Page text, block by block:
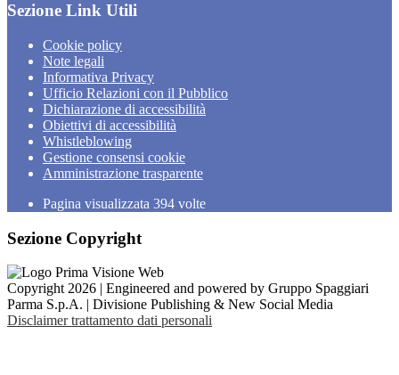
Sezione Link Utili
Cookie policy
Note legali
Informativa Privacy
Ufficio Relazioni con il Pubblico
Dichiarazione di accessibilità
Obiettivi di accessibilità
Whistleblowing
Gestione consensi cookie
Amministrazione trasparente
Pagina visualizzata 394 volte
Sezione Copyright
Copyright 2026 | Engineered and powered by Gruppo Spaggiari
Parma S.p.A. | Divisione Publishing & New Social Media
Disclaimer trattamento dati personali